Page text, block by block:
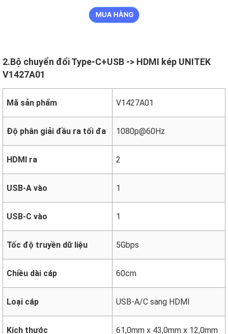
2.Bộ chuyển đổi Type-C+USB -> HDMI kép UNITEK
V1427A01
Mã sản phẩm V1427A01
Độ phân giải đầu ra tối đa 1080p@60Hz
HDMI ra 2
USB-A vào 1
USB-C vào 1
Tốc độ truyền dữ liệu 5Gbps
Chiều dài cáp 60cm
Loại cáp USB-A/C sang HDMI
Kích thước 61,0mm x 43,0mm x 12,0mm